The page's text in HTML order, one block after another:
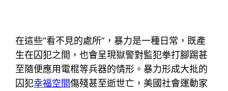
在這些“看不見的處所”，暴力是一種日常，既產
生在囚犯之間，也會呈現獄警對監犯拳打腳踢甚
至隨便應用電棍等兵器的情形。暴力形成大批的
囚犯幸福空間傷殘甚至逝世亡，美國社會運動家